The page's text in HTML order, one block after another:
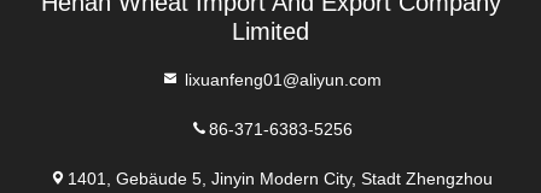
Limited
lixuanfeng01@aliyun.com
86-371-6383-5256
1401, Gebäude 5, Jinyin Modern City, Stadt Zhengzhou